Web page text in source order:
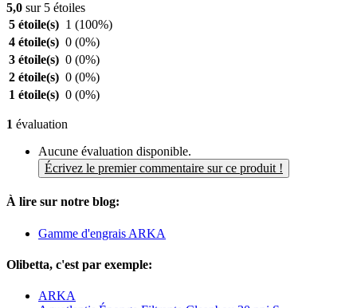
5,0 sur 5 étoiles
5 étoile(s) 1 (100%)
4 étoile(s) 0 (0%)
3 étoile(s) 0 (0%)
2 étoile(s) 0 (0%)
1 étoile(s) 0 (0%)
1 évaluation
Aucune évaluation disponible.
Écrivez le premier commentaire sur ce produit !
À lire sur notre blog:
Gamme d'engrais ARKA
Olibetta, c'est par exemple:
ARKA